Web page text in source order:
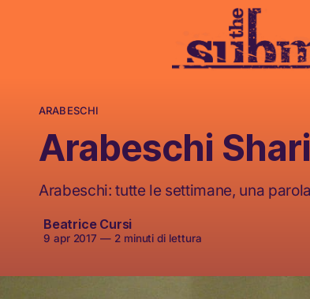
ARABESCHI
Arabeschi
Arabeschi: tutte le settimane, una
Beatrice Cursi
9 apr 2017 — 2 minuti di lettura